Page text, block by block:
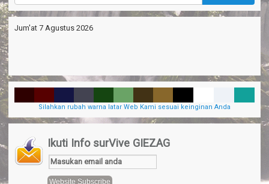
Jum'at 7 Agustus 2026
Silahkan rubah warna latar Web Kami sesuai keinginan Anda
Ikuti Info surVive GIEZAG